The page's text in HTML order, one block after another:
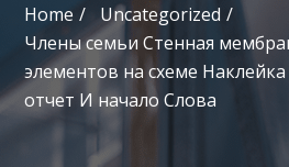
Home
Uncategorized
Члены семьи Стенная
элементов на схеме
отчет И начало Слова